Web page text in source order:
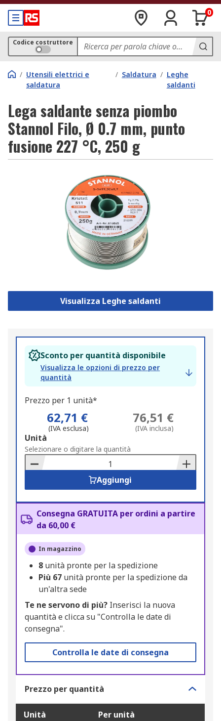
0
Codice costruttore
/ Utensili elettrici e
saldatura
/ Saldatura / Leghe
saldanti
Lega saldante senza piombo
Stannol Filo, Ø 0.7 mm, punto
fusione 227 °C, 250 g
Visualizza Leghe saldanti
Sconto per quantità disponibile
Visualizza le opzioni di prezzo per
quantità
Prezzo per 1 unità*
62,71 €
(IVA esclusa)
76,51 €
(IVA inclusa)
Add
to
Basket
Unità
Selezionare o digitare la quantità
Aggiungi
Consegna GRATUITA per ordini a partire
da 60,00 €
In magazzino
8 unità pronte per la spedizione
Più 67 unità pronte per la spedizione da
un'altra sede
Te ne servono di più? Inserisci la nuova
quantità e clicca su "Controlla le date di
consegna".
Controlla le date di consegna
Prezzo per quantità
Unità Per unità